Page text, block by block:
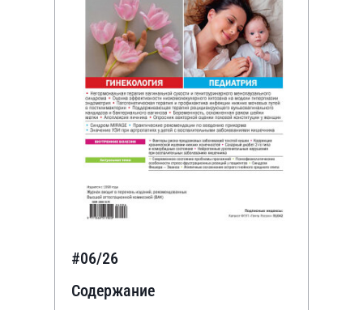
#06/26
Содержание